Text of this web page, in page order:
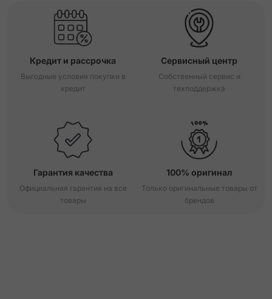
Кредит и рассрочка
Выгодные условия покупки в
кредит
Сервисный центр
Собственный сервис и
техподдержка
Гарантия качества
Официальная гарантия на все
товары
100% оригинал
Только оригинальные товары от
брендов